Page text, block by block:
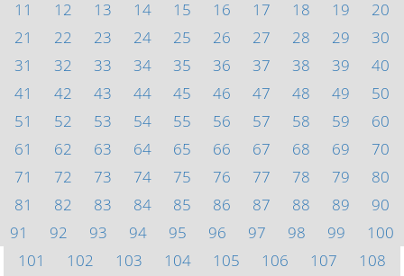
11
12 13 14 15 16 17 18 19
20
21
22 23 24 25 26 27 28 29
30
31
32 33 34 35 36 37 38 39
40
41
42 43 44 45 46 47 48 49
50
51
52 53 54 55 56 57 58 59
60
61
62 63 64 65 66 67 68 69
70
71
72 73 74 75 76 77 78 79
80
81
82 83 84 85 86 87 88 89
90
91
92 93 94 95 96 97 98 99
100
101
102 103 104 105 106 107
108